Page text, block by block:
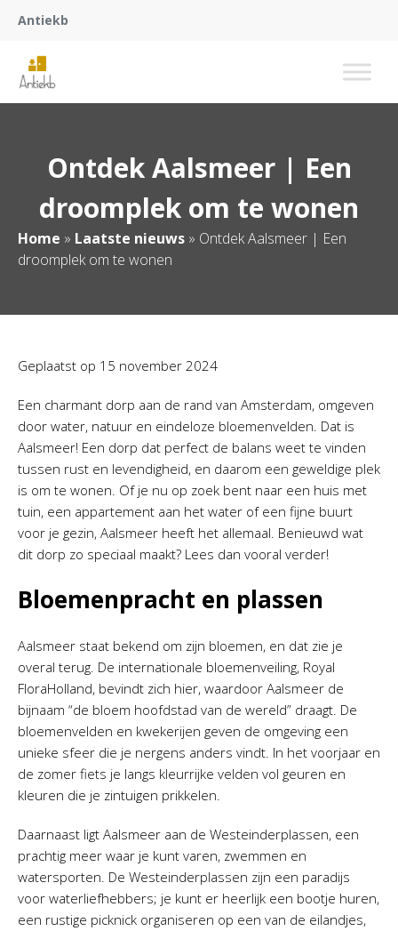
Antiekb
Ontdek Aalsmeer | Een
droomplek om te wonen
Home » Laatste nieuws » Ontdek Aalsmeer | Een
droomplek om te wonen
Geplaatst op 15 november 2024
Een charmant dorp aan de rand van Amsterdam, omgeven
door water, natuur en eindeloze bloemenvelden. Dat is
Aalsmeer! Een dorp dat perfect de balans weet te vinden
tussen rust en levendigheid, en daarom een geweldige plek
is om te wonen. Of je nu op zoek bent naar een huis met
tuin, een appartement aan het water of een fijne buurt
voor je gezin, Aalsmeer heeft het allemaal. Benieuwd wat
dit dorp zo speciaal maakt? Lees dan vooral verder!
Bloemenpracht en plassen
Aalsmeer staat bekend om zijn bloemen, en dat zie je
overal terug. De internationale bloemenveiling, Royal
FloraHolland, bevindt zich hier, waardoor Aalsmeer de
bijnaam “de bloem hoofdstad van de wereld” draagt. De
bloemenvelden en kwekerijen geven de omgeving een
unieke sfeer die je nergens anders vindt. In het voorjaar en
de zomer fiets je langs kleurrijke velden vol geuren en
kleuren die je zintuigen prikkelen.
Daarnaast ligt Aalsmeer aan de Westeinderplassen, een
prachtig meer waar je kunt varen, zwemmen en
watersporten. De Westeinderplassen zijn een paradijs
voor waterliefhebbers; je kunt er heerlijk een bootje huren,
een rustige picknick organiseren op een van de eilandjes,